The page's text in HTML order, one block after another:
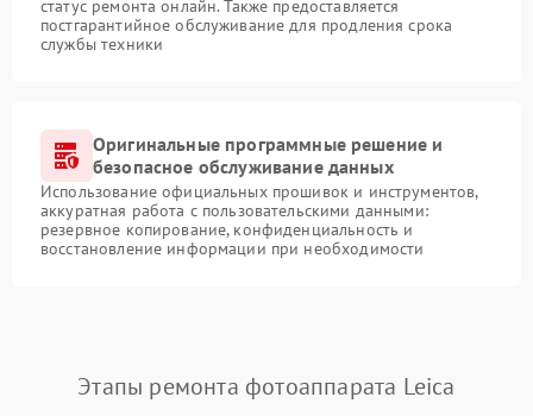
статус ремонта онлайн. Также предоставляется
постгарантийное обслуживание для продления срока
службы техники
Оригинальные программные решение и
безопасное обслуживание данных
Использование официальных прошивок и инструментов,
аккуратная работа с пользовательскими данными:
резервное копирование, конфиденциальность и
восстановление информации при необходимости
Этапы ремонта фотоаппарата Leica